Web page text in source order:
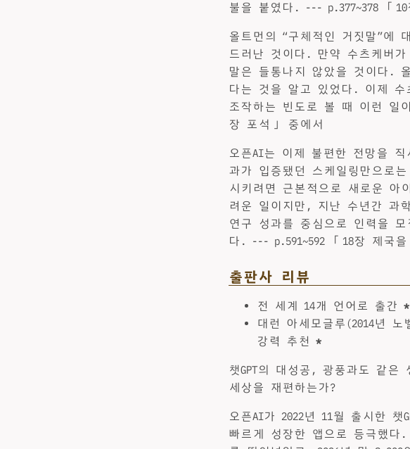
불을 붙였다. --- p.377~378 「
올트먼의 “구체적인 거짓말”에
드러난 것이다. 만약 수츠케버
말은 들통나지 않았을 것이다.
다는 것을 알고 있었다. 이제 수
조작하는 빈도로 볼 때 이런 일
장 포석」 중에서
오픈AI는 이제 불편한 전망을
과가 입증됐던 스케일링만으로
시키려면 근본적으로 새로운 아
려운 일이지만, 지난 수년간 과
연구 성과를 중심으로 인력을
다. --- p.591~592 「18장 제국
출판사 리뷰
전 세계 14개 언어로 출간 *
대런 아세모글루(2014년
강력 추천 *
챗GPT의 대성공, 광풍과도 같
세상을 재편하는가?
오픈AI가 2022년 11월 출시한
빠르게 성장한 앱으로 등극했다